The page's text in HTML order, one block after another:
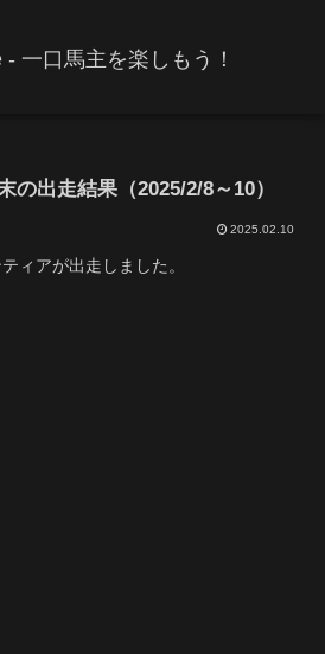
一口馬主を楽しもう！
の出走結果（2025/2/8～10）
2025.02.10
ィアが出走しました。